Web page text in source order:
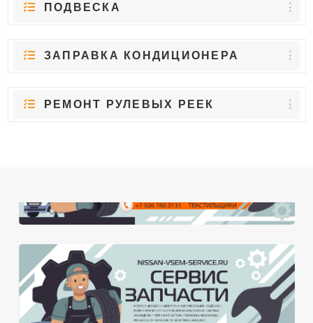
ПОДВЕСКА
ЗАПРАВКА КОНДИЦИОНЕРА
РЕМОНТ РУЛЕВЫХ РЕЕК